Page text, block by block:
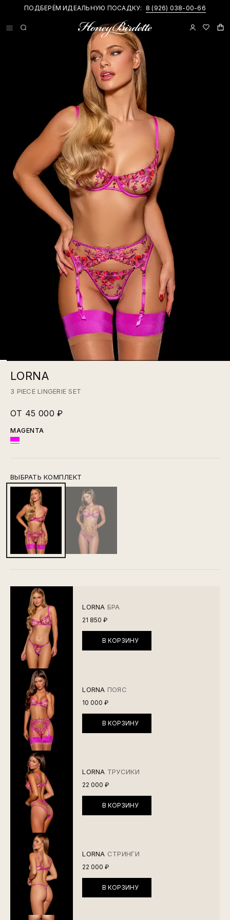
ПОДБЕРЁМ ИДЕАЛЬНУЮ ПОСАДКУ: 8 (926) 038-00-66
LORNA
3 PIECE LINGERIE SET
ОТ 45 000 ₽
MAGENTA
ВЫБРАТЬ КОМПЛЕКТ
LORNA БРА
21 850 ₽
В КОРЗИНУ
LORNA ПОЯС
10 000 ₽
В КОРЗИНУ
LORNA ТРУСИКИ
22 000 ₽
В КОРЗИНУ
LORNA СТРИНГИ
22 000 ₽
В КОРЗИНУ